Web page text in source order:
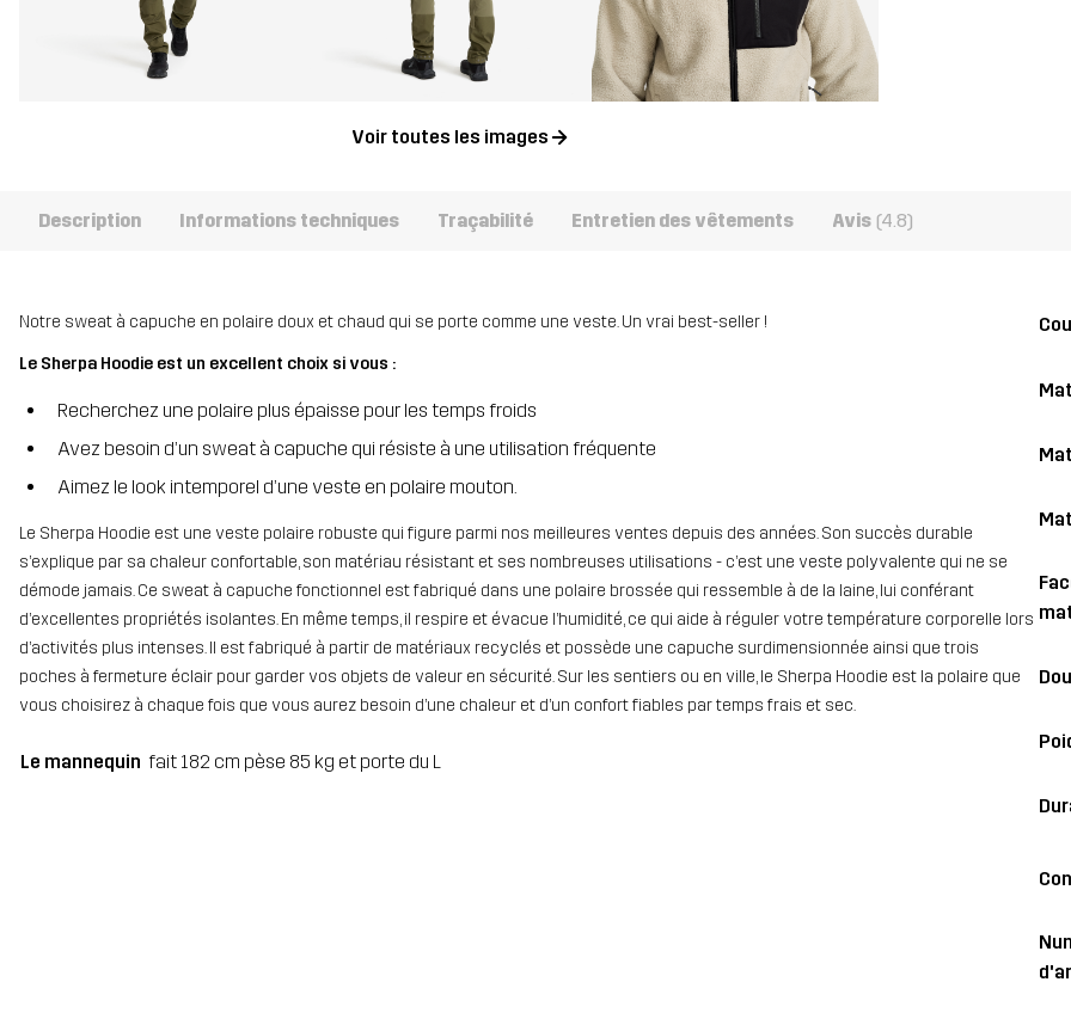
Voir toutes les images
Description Informations techniques Traçabilité Entretien des vêtements Avis (4.8)
Notre sweat à capuche en polaire doux et chaud qui se porte comme une veste. Un vrai best-seller !
Le Sherpa Hoodie est un excellent choix si vous :
Recherchez une polaire plus épaisse pour les temps froids
Avez besoin d’un sweat à capuche qui résiste à une utilisation fréquente
Aimez le look intemporel d’une veste en polaire mouton.
Le Sherpa Hoodie est une veste polaire robuste qui figure parmi nos meilleures ventes depuis des années. Son succès durable
s’explique par sa chaleur confortable, son matériau résistant et ses nombreuses utilisations - c’est une veste polyvalente qui ne se
démode jamais. Ce sweat à capuche fonctionnel est fabriqué dans une polaire brossée qui ressemble à de la laine, lui conférant
d’excellentes propriétés isolantes. En même temps, il respire et évacue l’humidité, ce qui aide à réguler votre température corporelle lors
d’activités plus intenses. Il est fabriqué à partir de matériaux recyclés et possède une capuche surdimensionnée ainsi que trois
poches à fermeture éclair pour garder vos objets de valeur en sécurité. Sur les sentiers ou en ville, le Sherpa Hoodie est la polaire que
vous choisirez à chaque fois que vous aurez besoin d’une chaleur et d’un confort fiables par temps frais et sec.
Le mannequin fait 182 cm pèse 85 kg et porte du L